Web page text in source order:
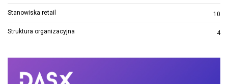
Stanowiska retail 10
Struktura organizacyjna 4